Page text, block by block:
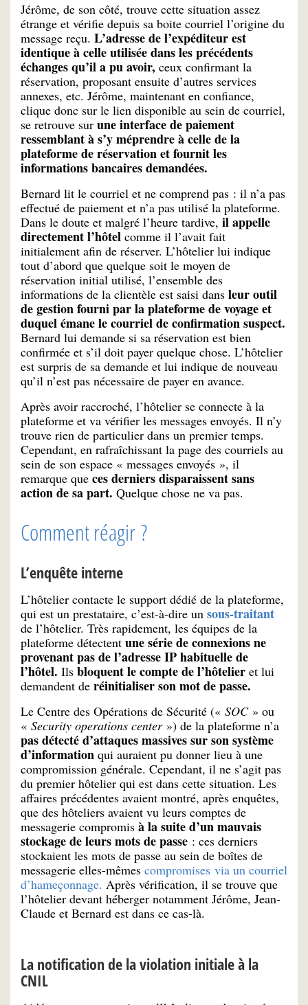
Jérôme, de son côté, trouve cette situation assez
étrange et vérifie depuis sa boite courriel l’origine du
message reçu. L’adresse de l’expéditeur est
identique à celle utilisée dans les précédents
échanges qu’il a pu avoir, ceux confirmant la
réservation, proposant ensuite d’autres services
annexes, etc. Jérôme, maintenant en confiance,
clique donc sur le lien disponible au sein de courriel,
se retrouve sur une interface de paiement
ressemblant à s’y méprendre à celle de la
plateforme de réservation et fournit les
informations bancaires demandées.
Bernard lit le courriel et ne comprend pas : il n’a pas
effectué de paiement et n’a pas utilisé la plateforme.
Dans le doute et malgré l’heure tardive, il appelle
directement l’hôtel comme il l’avait fait
initialement afin de réserver. L’hôtelier lui indique
tout d’abord que quelque soit le moyen de
réservation initial utilisé, l’ensemble des
informations de la clientèle est saisi dans leur outil
de gestion fourni par la plateforme de voyage et
duquel émane le courriel de confirmation suspect.
Bernard lui demande si sa réservation est bien
confirmée et s’il doit payer quelque chose. L’hôtelier
est surpris de sa demande et lui indique de nouveau
qu’il n’est pas nécessaire de payer en avance.
Après avoir raccroché, l’hôtelier se connecte à la
plateforme et va vérifier les messages envoyés. Il n’y
trouve rien de particulier dans un premier temps.
Cependant, en rafraîchissant la page des courriels au
sein de son espace « messages envoyés », il
remarque que ces derniers disparaissent sans
action de sa part. Quelque chose ne va pas.
Comment réagir ?
L’enquête interne
L’hôtelier contacte le support dédié de la plateforme,
qui est un prestataire, c’est-à-dire un sous-traitant
de l’hôtelier. Très rapidement, les équipes de la
plateforme détectent une série de connexions ne
provenant pas de l’adresse IP habituelle de
l’hôtel. Ils bloquent le compte de l’hôtelier et lui
demandent de réinitialiser son mot de passe.
Le Centre des Opérations de Sécurité (« SOC » ou
« Security operations center») de la plateforme n’a
pas détecté d’attaques massives sur son système
d’information qui auraient pu donner lieu à une
compromission générale. Cependant, il ne s’agit pas
du premier hôtelier qui est dans cette situation. Les
affaires précédentes avaient montré, après enquêtes,
que des hôteliers avaient vu leurs comptes de
messagerie compromis à la suite d’un mauvais
stockage de leurs mots de passe : ces derniers
stockaient les mots de passe au sein de boîtes de
messagerie elles-mêmes compromises via un courriel
d’hameçonnage. Après vérification, il se trouve que
l’hôtelier devant héberger notamment Jérôme, Jean-
Claude et Bernard est dans ce cas-là.
La notification de la violation initiale à la
CNIL